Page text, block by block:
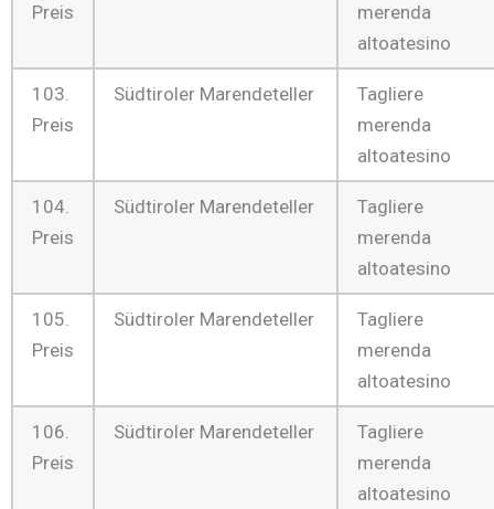
Preis
merenda
altoatesino
103.
Preis
Südtiroler Marendeteller
Tagliere
merenda
altoatesino
104.
Preis
Südtiroler Marendeteller
Tagliere
merenda
altoatesino
105.
Preis
Südtiroler Marendeteller
Tagliere
merenda
altoatesino
106.
Preis
Südtiroler Marendeteller
Tagliere
merenda
altoatesino